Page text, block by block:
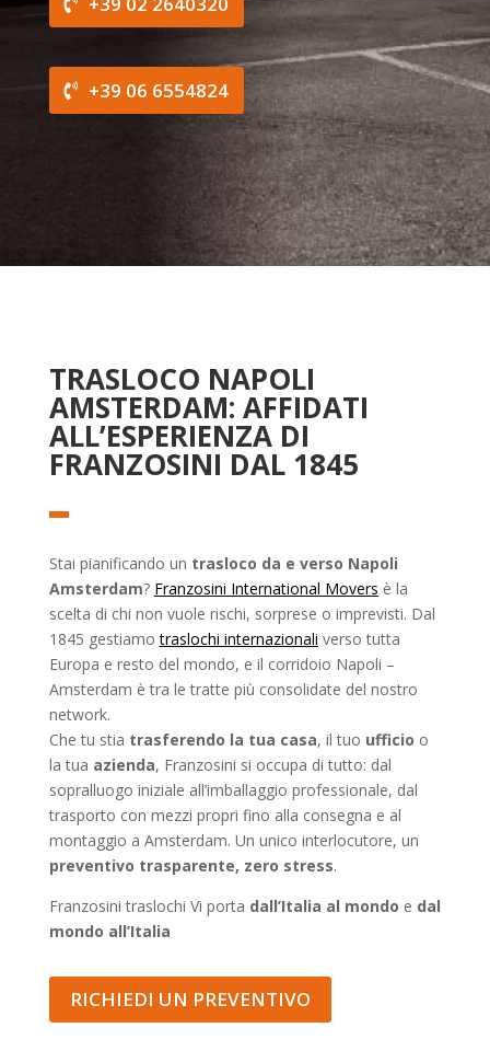
+39 06 6554824
TRASLOCO NAPOLI
AMSTERDAM: AFFIDATI
ALL’ESPERIENZA DI
FRANZOSINI DAL 1845
Stai pianificando un trasloco da e verso Napoli
Amsterdam? Franzosini International Movers è la
scelta di chi non vuole rischi, sorprese o imprevisti. Dal
1845 gestiamotraslochi internazionali verso tutta
Europa e resto del mondo, e il corridoio Napoli –
Amsterdam è tra le tratte più consolidate del nostro
network.
Che tu stia trasferendo la tua casa, il tuo ufficio o
la tua azienda, Franzosini si occupa di tutto: dal
sopralluogo iniziale all’imballaggio professionale, dal
trasporto con mezzi propri fino alla consegna e al
montaggio a Amsterdam. Un unico interlocutore, un
preventivo trasparente, zero stress.
Franzosini traslochi Vi porta dall’Italia al mondo e dal
mondo all’Italia
RICHIEDI UN PREVENTIVO